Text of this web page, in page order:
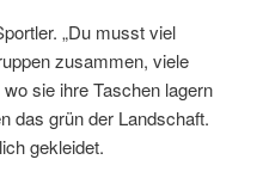
„Du musst viel
zusammen, viele
sie ihre Taschen lagern
das grün der Landschaft.
gekleidet.